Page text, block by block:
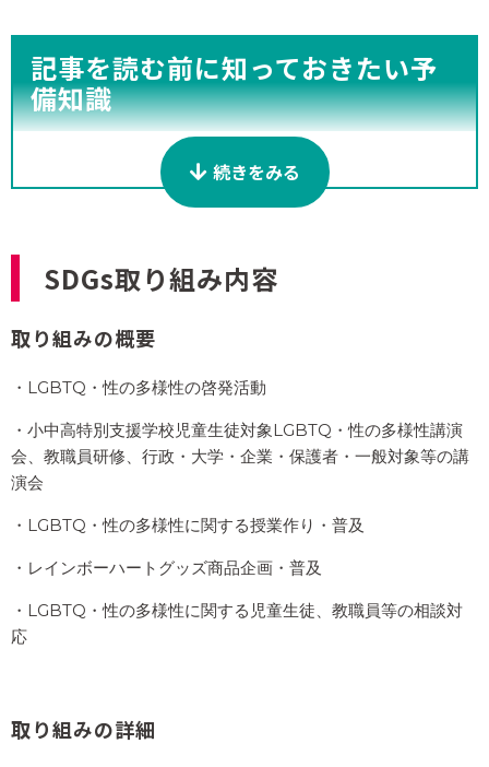
記事を読む前に知っておきたい予
備知識
・LGBTQとは
・レインボーハートokinawa設立までの生い
LGBTQとは
LGBTQとは、Lesbian（レズビアン、女性同性愛者）、
Gay（ゲイ、男性同性愛者）、Bisexual（バイセクシュ
アル、両性愛者）、Transgender（トランスジェンダ
ー、性自認が出生時に割り当てられた性別とは異なる
グ）の頭文字をとった言葉で、性的マイノリティ（性的
ります。
Q「クエスチョニング」は、自らの性のあり方につい
約3％〜10%と言われています。
続きをみる
SDGs取り組み内容
取り組みの概要
・LGBTQ・性の多様性の啓発活動
・小中高特別支援学校児童生徒対象LGBTQ・性の多様性講演
会、教職員研修、行政・大学・企業・保護者・一般対象等の講
演会
・LGBTQ・性の多様性に関する授業作り・普及
・レインボーハートグッズ商品企画・普及
・LGBTQ・性の多様性に関する児童生徒、教職員等の相談対
応
取り組みの詳細